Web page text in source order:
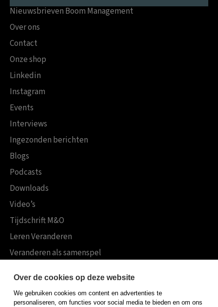
Nieuwsbrieven Boom Management
Over ons
Contact
Onze shop
Linkedin
Instagram
Events
Interviews
Ingezonden berichten
Blogs
Podcasts
Downloads
Video’s
Tijdschrift M&O
Leren Veranderen
Veranderen als samenspel
Koninklijke Boom uitgevers
Boom Psychologie
Over de cookies op deze website
We gebruiken cookies om content en advertenties te
personaliseren, om functies voor social media te bieden en om ons